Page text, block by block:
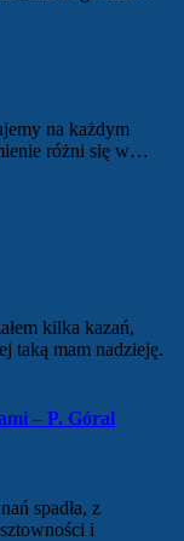
na każdym
różni się w…
kilka kazań,
taką mam nadzieję.
– P. Góral
spadła, z
i